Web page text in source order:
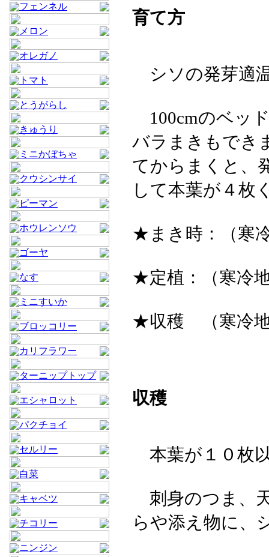
フェンネル
メロン
オレガノ
トマト
とうがらし
きゅうり
ミニかぼちゃ
クウシンサイ
ピーマン
ホウレンソウ
ゴーヤ
なす
ミニすいか
ブロッコリー
カリフラワー
ターニップトップ
エシャロット
パクチョイ
セルリー
白菜
キャベツ
チコリー
ニンジン
育て方
シソの発芽適
100cmのベッ
バラまきもでき
てからまくと、
して本葉が４枚
★まき時：（寒
★定植：（寒冷
★収穫 （寒冷地
収穫
本葉が１０枚
刺身のつま、
らや添え物に、